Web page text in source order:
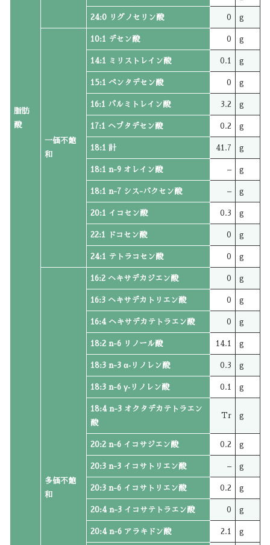
脂肪
酸
24:0 リグノセリン酸 0 g
一価不飽
和
10:1 デセン酸 0 g
14:1 ミリストレイン酸 0.1 g
15:1 ペンタデセン酸 0 g
16:1 パルミトレイン酸 3.2 g
17:1 ヘプタデセン酸 0.2 g
18:1 計 41.7 g
18:1 n-9 オレイン酸 – g
18:1 n-7 シス-バクセン酸 – g
20:1 イコセン酸 0.3 g
22:1 ドコセン酸 0 g
24:1 テトラコセン酸 0 g
多価不飽
和
16:2 ヘキサデカジエン酸 0 g
16:3 ヘキサデカトリエン酸 0 g
16:4 ヘキサデカテトラエン酸 0 g
18:2 n-6 リノール酸 14.1 g
18:3 n-3 α‐リノレン酸 0.3 g
18:3 n-6 γ‐リノレン酸 0.1 g
18:4 n-3 オクタデカテトラエン
酸
Tr g
20:2 n-6 イコサジエン酸 0.2 g
20:3 n-3 イコサトリエン酸 – g
20:3 n-6 イコサトリエン酸 0.2 g
20:4 n-3 イコサテトラエン酸 0 g
20:4 n-6 アラキドン酸 2.1 g